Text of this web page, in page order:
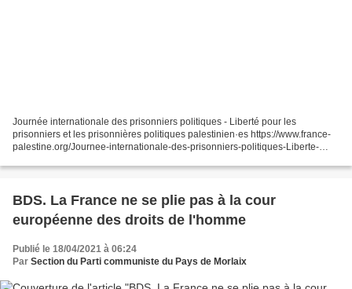
Journée internationale des prisonniers politiques - Liberté pour les
prisonniers et les prisonnières politiques palestinien·es https://www.france-
palestine.org/Journee-internationale-des-prisonniers-politiques-Liberte-
BDS. La France ne se plie pas à la cour
européenne des droits de l'homme
Publié le 18/04/2021 à 06:24
Par Section du Parti communiste du Pays de Morlaix